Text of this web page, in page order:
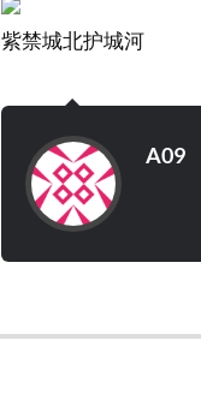
紫禁城北护城河
A09